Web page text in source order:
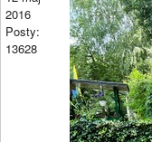
2016
Posty:
13628